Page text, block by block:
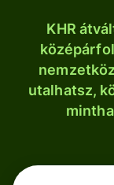
KHR
utalhatsz,